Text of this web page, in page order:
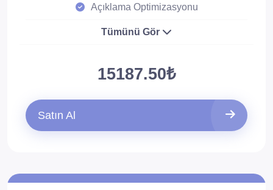
Açıklama Optimizasyonu
Tümünü Gör
15187.50₺
Satın Al